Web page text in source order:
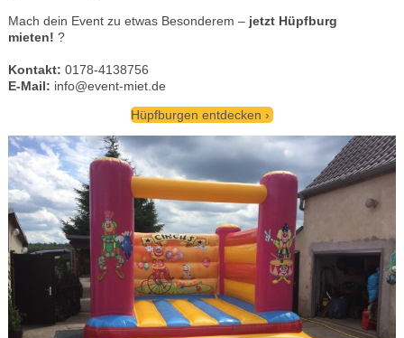
Mach dein Event zu etwas Besonderem – jetzt Hüpfburg
mieten! ?
Kontakt: 0178-4138756
E-Mail: info@event-miet.de
Hüpfburgen entdecken